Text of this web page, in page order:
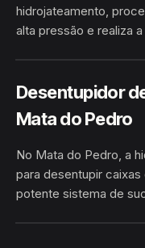
hidrojateamento,
alta pressão e realiza
HIDROJATEAMENTO
Desentupidor
Mata do Pedro
No Mata do Pedro, a
para desentupir
potente sistema de
HIDROSUCÇÃO